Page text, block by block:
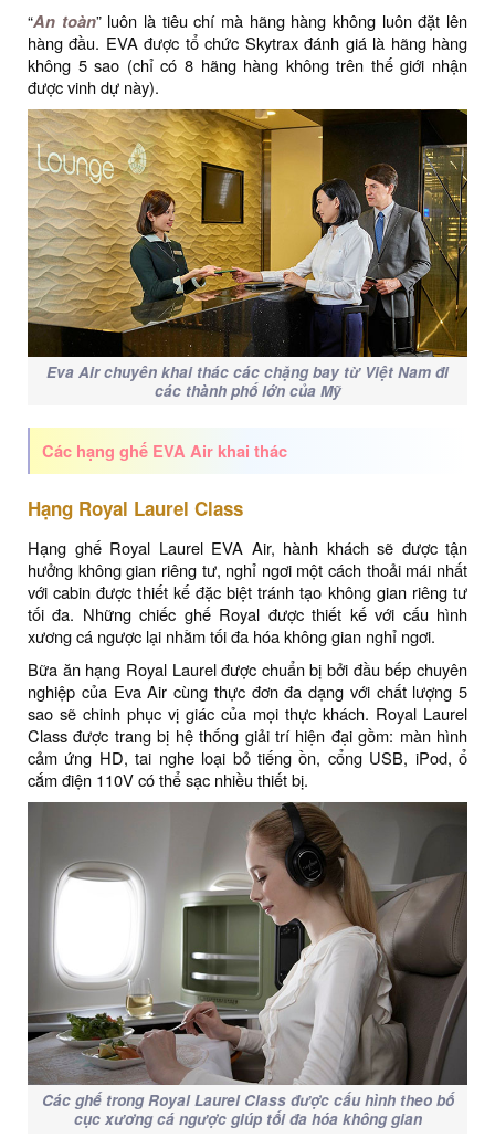
“An toàn” luôn là tiêu chí mà hãng hàng không luôn đặt lên
hàng đầu. EVA được tổ chức Skytrax đánh giá là hãng hàng
không 5 sao (chỉ có 8 hãng hàng không trên thế giới nhận
được vinh dự này).
Eva Air chuyên khai thác các chặng bay từ Việt Nam đi
các thành phố lớn của Mỹ
Các hạng ghế EVA Air khai thác
Hạng Royal Laurel Class
Hạng ghế Royal Laurel EVA Air, hành khách sẽ được tận
hưởng không gian riêng tư, nghỉ ngơi một cách thoải mái nhất
với cabin được thiết kế đặc biệt tránh tạo không gian riêng tư
tối đa. Những chiếc ghế Royal được thiết kế với cấu hình
xương cá ngược lại nhằm tối đa hóa không gian nghỉ ngơi.
Bữa ăn hạng Royal Laurel được chuẩn bị bởi đầu bếp chuyên
nghiệp của Eva Air cùng thực đơn đa dạng với chất lượng 5
sao sẽ chinh phục vị giác của mọi thực khách. Royal Laurel
Class được trang bị hệ thống giải trí hiện đại gồm: màn hình
cảm ứng HD, tai nghe loại bỏ tiếng ồn, cổng USB, iPod, ổ
cắm điện 110V có thể sạc nhiều thiết bị.
Các ghế trong Royal Laurel Class được cấu hình theo bố
cục xương cá ngược giúp tối đa hóa không gian